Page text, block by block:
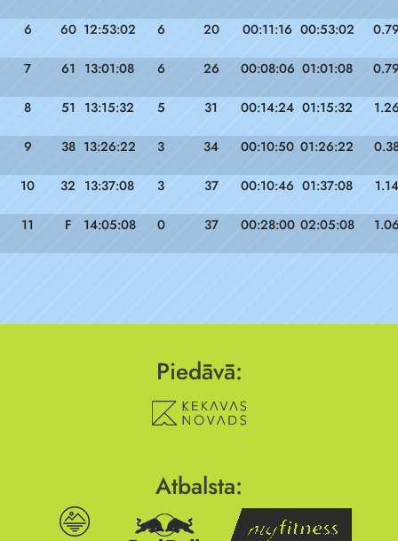
6 60 12:53:02 6 20 00:11:16 00:53:02
7 61 13:01:08 6 26 00:08:06 01:01:08
8 51 13:15:32 5 31 00:14:24 01:15:32
9 38 13:26:22 3 34 00:10:50 01:26:22
10 32 13:37:08 3 37 00:10:46 01:37:08 1.14
11 F 14:05:08 0 37 00:28:00 02:05:08
Piedāvā:
Atbalsta: